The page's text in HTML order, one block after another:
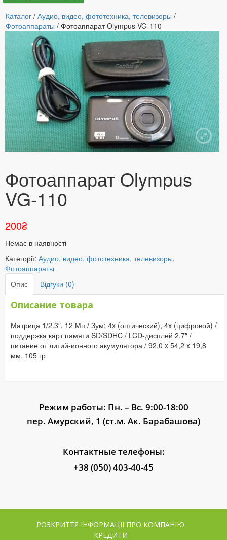
Каталог / Аудио, видео, фототехника, телевизоры /
Фотоаппараты / Фотоаппарат Olympus VG-110
Фотоаппарат Olympus
VG-110
200₴
Немає в наявності
Категорії: Аудио, видео, фототехника, телевизоры,
Фотоаппараты
Опис
Відгуки (0)
Описание товара
Матрица 1/2.3″, 12 Мп / Зум: 4x (оптический), 4x (цифровой) /
поддержка карт памяти SD/SDHC / LCD-дисплей 2.7″ /
питание от литий-ионного акумулятора / 92,0 x 54,2 x 19,8
мм, 105 гр
Режим работы: Пн. – Вс. 9:00-18:00
пер. Амурский, 1 (ст.м. Ак. Барабашова)
Контактные телефоны:
+38 (050) 403-40-45
РОЗКРИТТЯ ІНФОРМАЦІЇ ПРО КОМПАНІЮ
КРЕДИТИ